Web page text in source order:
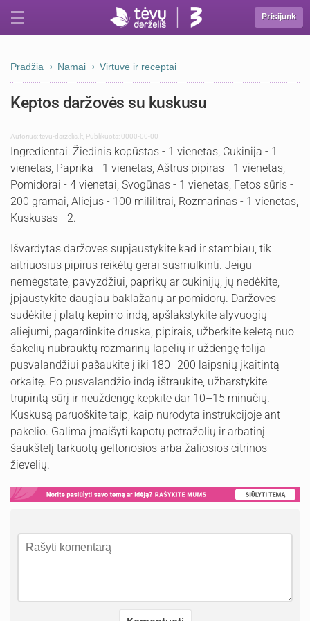
Prisijunk
Pradžia Namai Virtuvė ir receptai
Keptos daržovės su kuskusu
Autorius:tevu-darzelis.lt Publikuota: 0000-00-00
Ingredientai: Žiedinis kopūstas - 1 vienetas, Cukinija - 1
vienetas, Paprika - 1 vienetas, Aštrus pipiras - 1 vienetas,
Pomidorai - 4 vienetai, Svogūnas - 1 vienetas, Fetos sūris -
200 gramai, Aliejus - 100 mililitrai, Rozmarinas - 1 vienetas,
Kuskusas - 2.
Išvardytas daržoves supjaustykite kad ir stambiau, tik
aitriuosius pipirus reikėtų gerai susmulkinti. Jeigu
nemėgstate, pavyzdžiui, paprikų ar cukinijų, jų nedėkite,
įpjaustykite daugiau baklažanų ar pomidorų. Daržoves
sudėkite į platų kepimo indą, apšlakstykite alyvuogių
aliejumi, pagardinkite druska, pipirais, užberkite keletą nuo
šakelių nubrauktų rozmarinų lapelių ir uždengę folija
pusvalandžiui pašaukite į iki 180–200 laipsnių įkaitintą
orkaitę. Po pusvalandžio indą ištraukite, užbarstykite
trupintą sūrį ir neuždengę kepkite dar 10–15 minučių.
Kuskusą paruoškite taip, kaip nurodyta instrukcijoje ant
pakelio. Galima įmaišyti kapotų petražolių ir arbatinį
šaukštelį tarkuotų geltonosios arba žaliosios citrinos
žievelių.